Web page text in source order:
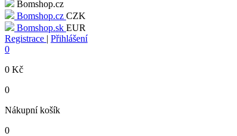
Bomshop.cz
Bomshop.cz CZK
Bomshop.sk EUR
Registrace | Přihlášení
0
0 Kč
0
Nákupní košík
0